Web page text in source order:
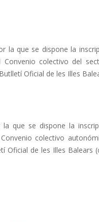
la que se dispone la
colectivo del
Oficial de les Illes
que se dispone la
colectivo
Oficial de les Illes Balears